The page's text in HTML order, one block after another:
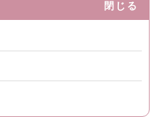
閉じる